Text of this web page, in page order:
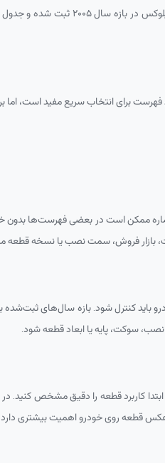
قطعه قبلی خودرو تطبیق داده
برای انتخاب سریع مفید است،
ممکن است در بعضی فهرست‌ها بدون
بازار فروش، سمت نصب یا نسخه قطعه
برای این قطعه سال ۲۰۰۵ است. برای خرطومی هواکش تویوتا
سوکت، پایه یا ابعاد قطعه شود.
ابتدا کاربرد قطعه را دقیق مشخص کنید.
عکس قطعه روی خودرو اهمیت بیشتری دارد.